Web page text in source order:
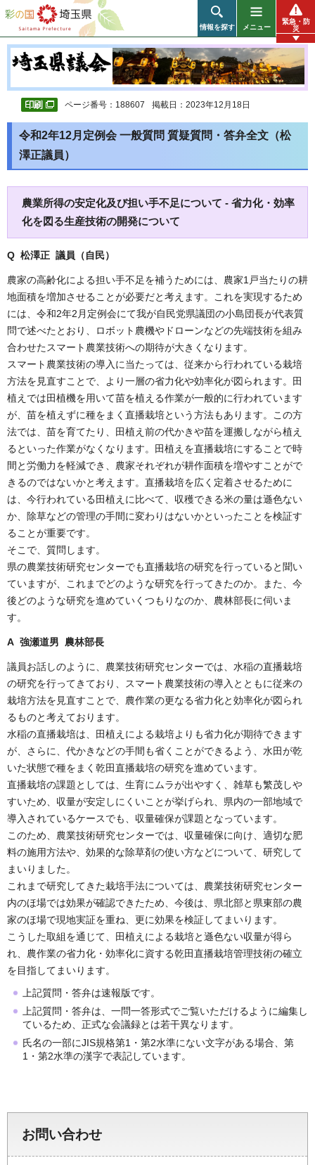
彩の国 埼玉県
情報を探す メニュー
緊急・防
災
ページ番号：188607 掲載日：2023年12月18日
令和2年12月定例会 一般質問 質疑質問・答弁全文（松
澤正議員）
農業所得の安定化及び担い手不足について - 省力化・効率
化を図る生産技術の開発について
Q 松澤正 議員（自民）
農家の高齢化による担い手不足を補うためには、農家1戸当たりの耕
地面積を増加させることが必要だと考えます。これを実現するため
には、令和2年2月定例会にて我が自民党県議団の小島団長が代表質
問で述べたとおり、ロボット農機やドローンなどの先端技術を組み
合わせたスマート農業技術への期待が大きくなります。
スマート農業技術の導入に当たっては、従来から行われている栽培
方法を見直すことで、より一層の省力化や効率化が図られます。田
植えでは田植機を用いて苗を植える作業が一般的に行われています
が、苗を植えずに種をまく直播栽培という方法もあります。この方
法では、苗を育てたり、田植え前の代かきや苗を運搬しながら植え
るといった作業がなくなります。田植えを直播栽培にすることで時
間と労働力を軽減でき、農家それぞれが耕作面積を増やすことがで
きるのではないかと考えます。直播栽培を広く定着させるために
は、今行われている田植えに比べて、収穫できる米の量は遜色ない
か、除草などの管理の手間に変わりはないかといったことを検証す
ることが重要です。
そこで、質問します。
県の農業技術研究センターでも直播栽培の研究を行っていると聞い
ていますが、これまでどのような研究を行ってきたのか。また、今
後どのような研究を進めていくつもりなのか、農林部長に伺いま
す。
A 強瀬道男 農林部長
議員お話しのように、農業技術研究センターでは、水稲の直播栽培
の研究を行ってきており、スマート農業技術の導入とともに従来の
栽培方法を見直すことで、農作業の更なる省力化と効率化が図られ
るものと考えております。
水稲の直播栽培は、田植えによる栽培よりも省力化が期待できます
が、さらに、代かきなどの手間も省くことができるよう、水田が乾
いた状態で種をまく 乾田直播栽培の研究を進めています。
直播栽培の課題としては、生育にムラが出やすく、雑草も繁茂しや
すいため、収量が安定しにくいことが挙げられ、県内の一部地域で
導入されているケースでも、収量確保が課題となっています。
このため、農業技術研究センターでは、収量確保に向け、適切な肥
料の施用方法や、効果的な除草剤の使い方などについて、研究して
まいりました。
これまで研究してきた栽培手法については、農業技術研究センター
内のほ場では効果が確認できたため、今後は、県北部と県東部の農
家のほ場で現地実証を重ね、更に効果を検証してまいります。
こうした取組を通じて、田植えによる栽培と遜色ない収量が得ら
れ、農作業の省力化・効率化に資する乾田直播栽培管理技術の確立
を目指してまいります。
上記質問・答弁は速報版です。
上記質問・答弁は、一問一答形式でご覧いただけるように編集し
ているため、正式な会議録とは若干異なります。
氏名の一部にJIS規格第1・第2水準にない文字がある場合、第
1・第2水準の漢字で表記しています。
お問い合わせ